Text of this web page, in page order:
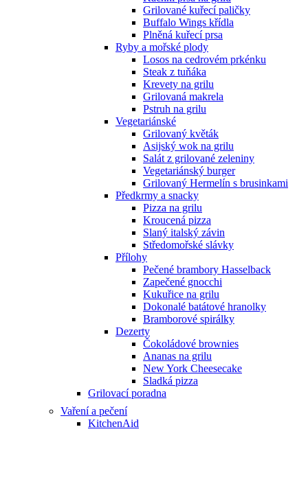
Grilované kuřecí paličky
Buffalo Wings křídla
Plněná kuřecí prsa
Ryby a mořské plody
Losos na cedrovém prkénku
Steak z tuňáka
Krevety na grilu
Grilovaná makrela
Pstruh na grilu
Vegetariánské
Grilovaný květák
Asijský wok na grilu
Salát z grilované zeleniny
Vegetariánský burger
Grilovaný Hermelín s brusinkami
Předkrmy a snacky
Pizza na grilu
Kroucená pizza
Slaný italský závin
Středomořské slávky
Přílohy
Pečené brambory Hasselback
Zapečené gnocchi
Kukuřice na grilu
Dokonalé batátové hranolky
Bramborové spirálky
Dezerty
Čokoládové brownies
Ananas na grilu
New York Cheesecake
Sladká pizza
Grilovací poradna
Vaření a pečení
KitchenAid